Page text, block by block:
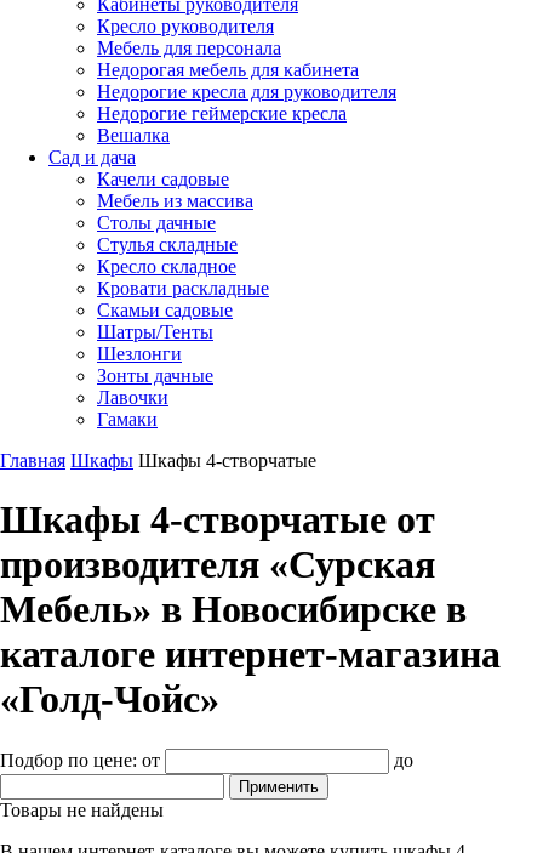
Кресло руководителя
Мебель для персонала
Недорогая мебель для кабинета
Недорогие кресла для руководителя
Недорогие геймерские кресла
Вешалка
Сад и дача
Качели садовые
Мебель из массива
Столы дачные
Стулья складные
Кресло складное
Кровати раскладные
Скамьи садовые
Шатры/Тенты
Шезлонги
Зонты дачные
Лавочки
Гамаки
Главная Шкафы Шкафы 4-створчатые
Шкафы 4-створчатые от
производителя «Сурская
Мебель» в Новосибирске в
каталоге интернет-магазина
«Голд-Чойс»
Подбор по цене: от до
Товары не найдены